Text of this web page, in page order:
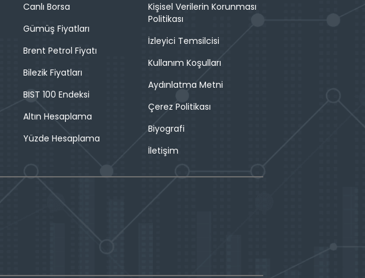
Canlı Borsa
Gümüş Fiyatları
Brent Petrol Fiyatı
Bilezik Fiyatları
BIST 100 Endeksi
Altın Hesaplama
Yüzde Hesaplama
Kişisel Verilerin Korunması
Politikası
İzleyici Temsilcisi
Kullanım Koşulları
Aydınlatma Metni
Çerez Politikası
Biyografi
İletişim